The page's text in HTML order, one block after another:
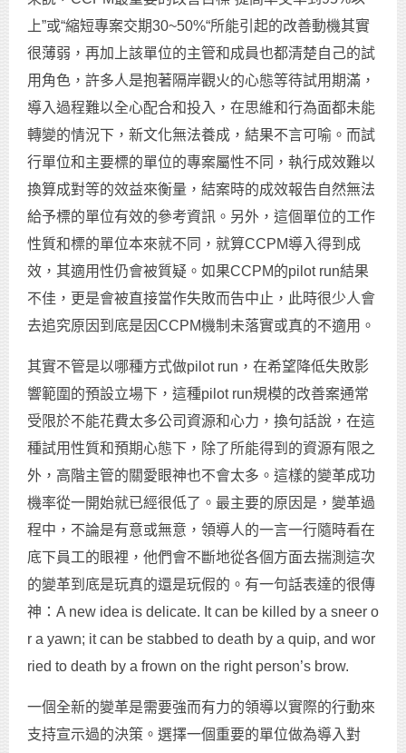
上”或“縮短專案交期30~50%“所能引起的改善動機其實
很薄弱，再加上該單位的主管和成員也都清楚自己的試
用角色，許多人是抱著隔岸觀火的心態等待試用期滿，
導入過程難以全心配合和投入，在思維和行為面都未能
轉變的情況下，新文化無法養成，結果不言可喻。而試
行單位和主要標的單位的專案屬性不同，執行成效難以
換算成對等的效益來衡量，結案時的成效報告自然無法
給予標的單位有效的參考資訊。另外，這個單位的工作
性質和標的單位本來就不同，就算CCPM導入得到成
效，其適用性仍會被質疑。如果CCPM的pilot run結果
不佳，更是會被直接當作失敗而告中止，此時很少人會
去追究原因到底是因CCPM機制未落實或真的不適用。
其實不管是以哪種方式做pilot run，在希望降低失敗影
響範圍的預設立場下，這種pilot run規模的改善案通常
受限於不能花費太多公司資源和心力，換句話說，在這
種試用性質和預期心態下，除了所能得到的資源有限之
外，高階主管的關愛眼神也不會太多。這樣的變革成功
機率從一開始就已經很低了。最主要的原因是，變革過
程中，不論是有意或無意，領導人的一言一行隨時看在
底下員工的眼裡，他們會不斷地從各個方面去揣測這次
的變革到底是玩真的還是玩假的。有一句話表達的很傳
神：A new idea is delicate. It can be killed by a sneer o
r a yawn; it can be stabbed to death by a quip, and wor
ried to death by a frown on the right person’s brow.
一個全新的變革是需要強而有力的領導以實際的行動來
支持宣示過的決策。選擇一個重要的單位做為導入對